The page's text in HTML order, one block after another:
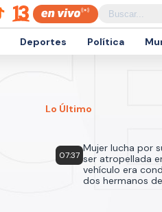
Deportes Política
Lo Último
07:37
Mujer lucha por
ser atropellada
vehículo era
dos hermanos